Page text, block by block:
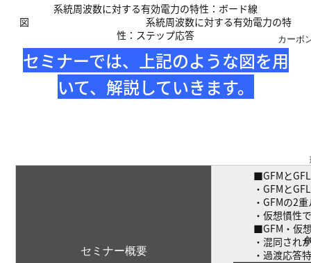
カーボ
系統周波数に対する有効電力の特性：ボード線
図 系統周波数に対する有効電力の特
性：ステップ応答
セミナーでは、上記のような図を用
いて、解説していきます。
セミナー概要
■GFMとGFL
・GFMと
・GFMの2
・仮想慣性
■GFM・仮
・混同され
・過渡応答